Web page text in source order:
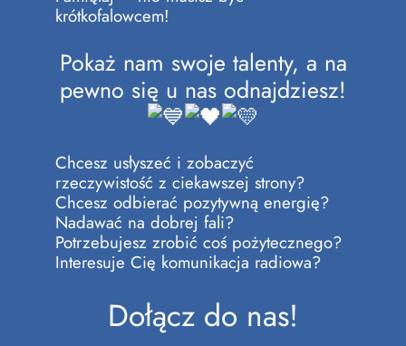
krótkofalowcem!
Pokaż nam swoje talenty, a na
pewno się u nas odnajdziesz!
Chcesz usłyszeć i zobaczyć
rzeczywistość z ciekawszej strony?
Chcesz odbierać pozytywną energię?
Nadawać na dobrej fali?
Potrzebujesz zrobić coś pożytecznego?
Interesuje Cię komunikacja radiowa?
Dołącz do nas!